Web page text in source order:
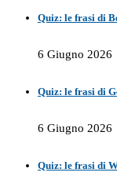
Quiz: le frasi di
6 Giugno 2026
Quiz: le frasi di
6 Giugno 2026
Quiz: le frasi di